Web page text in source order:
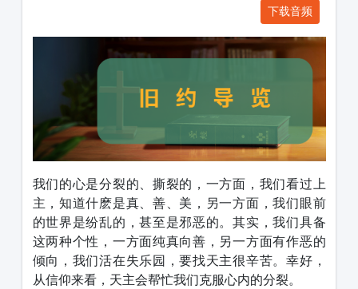
下载音频
我们的心是分裂的、撕裂的，一方面，我们看过上
主，知道什麽是真、善、美，另一方面，我们眼前
的世界是纷乱的，甚至是邪恶的。其实，我们具备
这两种个性，一方面纯真向善，另一方面有作恶的
倾向，我们活在失乐园，要找天主很辛苦。幸好，
从信仰来看，天主会帮忙我们克服心内的分裂。